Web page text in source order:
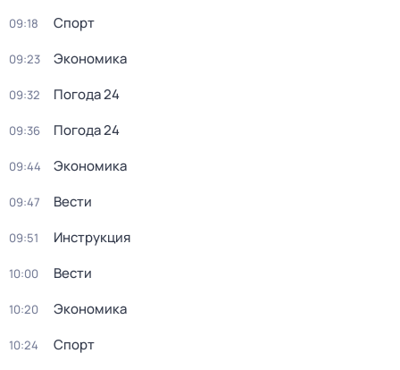
09:18 Спорт
09:23 Экономика
09:32 Погода 24
09:36 Погода 24
09:44 Экономика
09:47 Вести
09:51 Инструкция
10:00 Вести
10:20 Экономика
10:24 Спорт